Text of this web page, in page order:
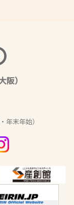
）
末年始）